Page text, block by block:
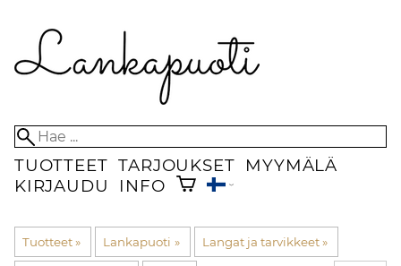
TUOTTEET TARJOUKSET
MYYMÄLÄ
KIRJAUDU
INFO
Tuotteet‪» Lankapuoti ‪» Langat ja tarvikkeet ‪»